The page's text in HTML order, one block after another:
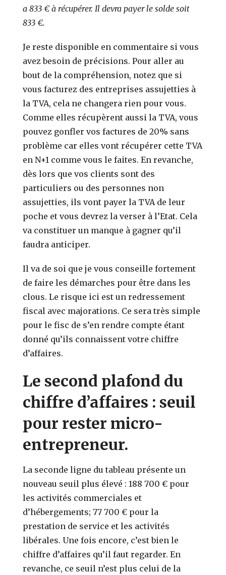
a 833 € à récupérer. Il devra payer le solde soit
833 €.
Je reste disponible en commentaire si vous
avez besoin de précisions. Pour aller au
bout de la compréhension, notez que si
vous facturez des entreprises assujetties à
la TVA, cela ne changera rien pour vous.
Comme elles récupèrent aussi la TVA, vous
pouvez gonfler vos factures de 20% sans
problème car elles vont récupérer cette TVA
en N+1 comme vous le faites. En revanche,
dès lors que vos clients sont des
particuliers ou des personnes non
assujetties, ils vont payer la TVA de leur
poche et vous devrez la verser à l’Etat. Cela
va constituer un manque à gagner qu’il
faudra anticiper.
Il va de soi que je vous conseille fortement
de faire les démarches pour être dans les
clous. Le risque ici est un redressement
fiscal avec majorations. Ce sera très simple
pour le fisc de s’en rendre compte étant
donné qu’ils connaissent votre chiffre
d’affaires.
Le second plafond du
chiffre d’affaires : seuil
pour rester micro-
entrepreneur.
La seconde ligne du tableau présente un
nouveau seuil plus élevé : 188 700 € pour
les activités commerciales et
d’hébergements; 77 700 € pour la
prestation de service et les activités
libérales. Une fois encore, c’est bien le
chiffre d’affaires qu’il faut regarder. En
revanche, ce seuil n’est plus celui de la